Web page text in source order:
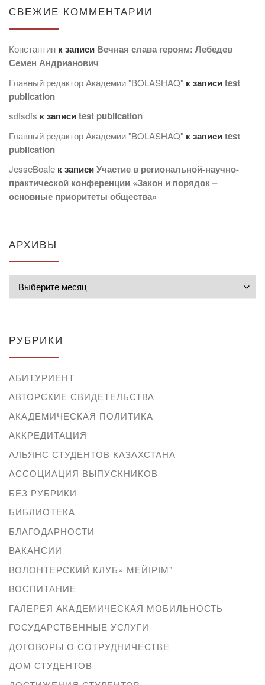
СВЕЖИЕ КОММЕНТАРИИ
Константин к записи Вечная слава героям: Лебедев
Семен Андрианович
Главный редактор Академии "BOLASHAQ" к записиtest
publication
sdfsdfs к записиtest publication
Главный редактор Академии "BOLASHAQ" к записиtest
publication
JesseBoafe к записиУчастие в региональной-научно-
практической конференции «Закон и порядок –
основные приоритеты общества»
АРХИВЫ
РУБРИКИ
АБИТУРИЕНТ
АВТОРСКИЕ СВИДЕТЕЛЬСТВА
АКАДЕМИЧЕСКАЯ ПОЛИТИКА
АККРЕДИТАЦИЯ
АЛЬЯНС СТУДЕНТОВ КАЗАХСТАНА
АССОЦИАЦИЯ ВЫПУСКНИКОВ
БЕЗ РУБРИКИ
БИБЛИОТЕКА
БЛАГОДАРНОСТИ
ВАКАНСИИ
ВОЛОНТЕРСКИЙ КЛУБ» МЕЙІРІМ"
ВОСПИТАНИЕ
ГАЛЕРЕЯ АКАДЕМИЧЕСКАЯ МОБИЛЬНОСТЬ
ГОСУДАРСТВЕННЫЕ УСЛУГИ
ДОГОВОРЫ О СОТРУДНИЧЕСТВЕ
ДОМ СТУДЕНТОВ